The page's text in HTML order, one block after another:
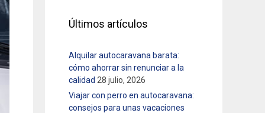
Últimos artículos
Alquilar autocaravana barata:
cómo ahorrar sin renunciar a la
calidad 28 julio, 2026
Viajar con perro en autocaravana:
consejos para unas vacaciones